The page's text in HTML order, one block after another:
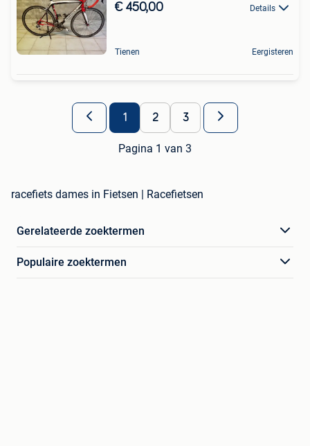
€ 450,00 Details
Tienen Eergisteren
1 2 3
Pagina 1 van 3
racefiets dames in Fietsen | Racefietsen
Gerelateerde zoektermen
Populaire zoektermen